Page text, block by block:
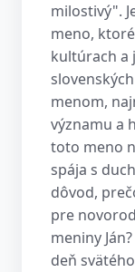
milostivý".
meno,
kultúrach a
menom,
významu a
toto meno
spája s
dôvod,
pre
meniny
deň